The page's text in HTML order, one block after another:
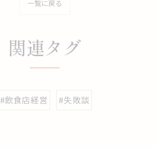
一覧に戻る
関連タグ
#飲食店経営 #失敗談